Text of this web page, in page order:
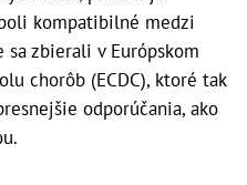
kompatibilné medzi
zbierali v Európskom
chorôb (ECDC), ktoré tak
odporúčania, ako